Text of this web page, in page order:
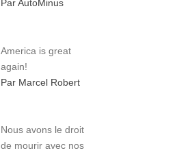
Par AutoMinus
America is great
again!
Par Marcel Robert
Nous avons le droit
de mourir avec nos